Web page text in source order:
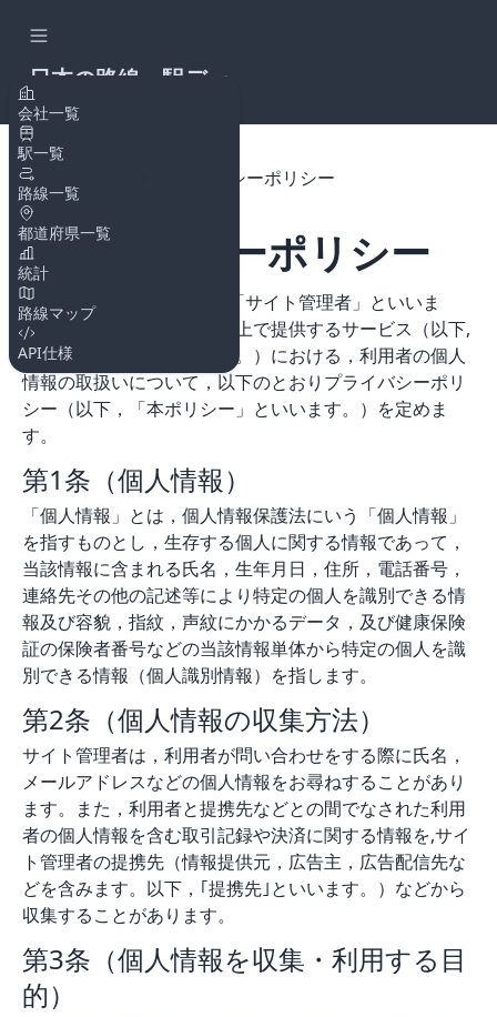
会社一覧
駅一覧
路線一覧
都道府県一覧
統計
路線マップ
API仕様
日本の路線・駅デー
トップページ プライバシーポリシー
プライバシーポリシー
@matsubokkuri
（以下，「サイト管理者」といいま
す。）は，本ウェブサイト上で提供するサービス（以下,
「本サービス」といいます。）における，利用者の個人
情報の取扱いについて，以下のとおりプライバシーポリ
シー（以下，「本ポリシー」といいます。）を定めま
す。
第1条（個人情報）
「個人情報」とは，個人情報保護法にいう「個人情報」
を指すものとし，生存する個人に関する情報であって，
当該情報に含まれる氏名，生年月日，住所，電話番号，
連絡先その他の記述等により特定の個人を識別できる情
報及び容貌，指紋，声紋にかかるデータ，及び健康保険
証の保険者番号などの当該情報単体から特定の個人を識
別できる情報（個人識別情報）を指します。
第2条（個人情報の収集方法）
サイト管理者は，利用者が問い合わせをする際に氏名，
メールアドレスなどの個人情報をお尋ねすることがあり
ます。また，利用者と提携先などとの間でなされた利用
者の個人情報を含む取引記録や決済に関する情報を,サイ
ト管理者の提携先（情報提供元，広告主，広告配信先な
どを含みます。以下，｢提携先｣といいます。）などから
収集することがあります。
第3条（個人情報を収集・利用する目
的）